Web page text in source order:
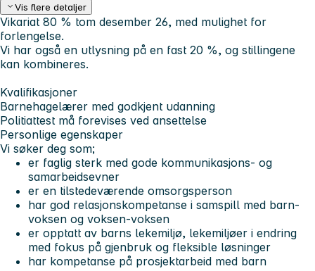
Vis flere detaljer
Vikariat 80 % tom desember 26, med mulighet for
forlengelse.
Vi har også en utlysning på en fast 20 %, og stillingene
kan kombineres.
Kvalifikasjoner
Barnehagelærer med godkjent udanning
Politiattest må forevises ved ansettelse
Personlige egenskaper
Vi søker deg som;
er faglig sterk med gode kommunikasjons- og
samarbeidsevner
er en tilstedeværende omsorgsperson
har god relasjonskompetanse i samspill med barn-
voksen og voksen-voksen
er opptatt av barns lekemiljø, lekemiljøer i endring
med fokus på gjenbruk og fleksible løsninger
har kompetanse på prosjektarbeid med barn